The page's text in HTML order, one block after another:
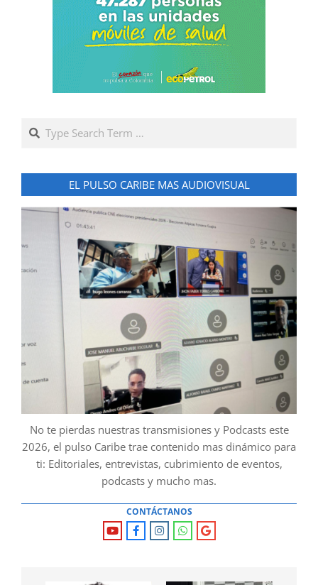
Search
EL PULSO CARIBE MAS AUDIOVISUAL
No te pierdas nuestras transmisiones y Podcasts este
2026, el pulso Caribe trae contenido mas dinámico para
ti: Editoriales, entrevistas, cubrimiento de eventos,
podcasts y mucho mas.
CONTÁCTANOS